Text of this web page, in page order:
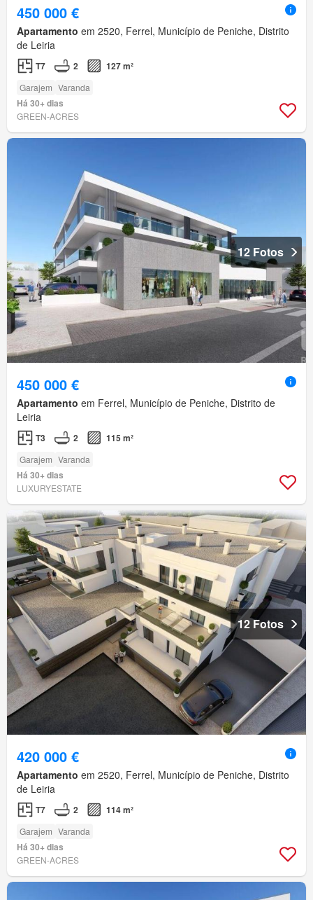
450 000 €
Apartamento em 2520, Ferrel, Município de Peniche, Distrito
de Leiria
T7 2 127 m²
Garajem Varanda
Há 30+ dias
GREEN-ACRES
12 Fotos
450 000 €
Apartamento em Ferrel, Município de Peniche, Distrito de
Leiria
T3 2 115 m²
Garajem Varanda
Há 30+ dias
LUXURYESTATE
12 Fotos
420 000 €
Apartamento em 2520, Ferrel, Município de Peniche, Distrito
de Leiria
T7 2 114 m²
Garajem Varanda
Há 30+ dias
GREEN-ACRES